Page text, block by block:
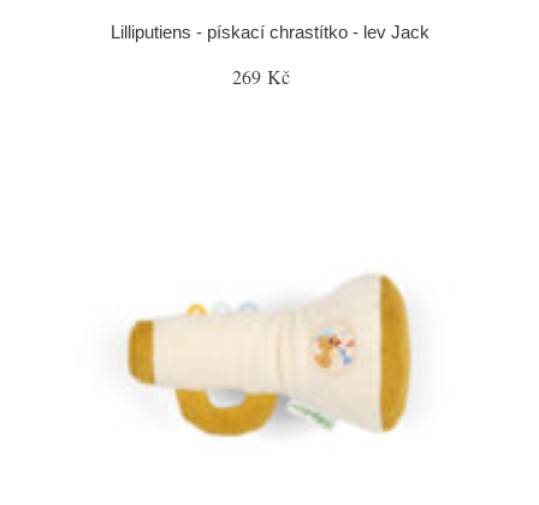
Lilliputiens - pískací chrastítko - lev Jack
269 Kč